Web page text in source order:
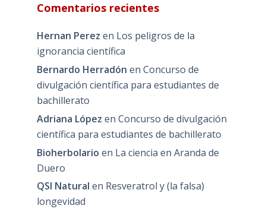
Comentarios recientes
Hernan Perez en Los peligros de la
ignorancia científica
Bernardo Herradón en Concurso de
divulgación científica para estudiantes de
bachillerato
Adriana López en Concurso de divulgación
científica para estudiantes de bachillerato
Bioherbolario en La ciencia en Aranda de
Duero
QSI Natural en Resveratrol y (la falsa)
longevidad